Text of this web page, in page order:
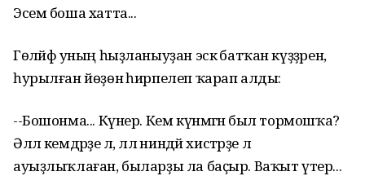
Эсем боша хатта...
Гөләйфә уның һыҙланыуҙан эскә батҡан күҙҙәренә,
һурылған йөҙөнә һирпелеп ҡарап алды:
--Бошонма... Күнер. Кем күнмәгән был тормошҡа?
Әллә кемдәрҙе лә, әллә ниндәй хистәрҙе лә
ауыҙлыҡлаған, быларҙы ла баҫыр. Ваҡыт үтер...